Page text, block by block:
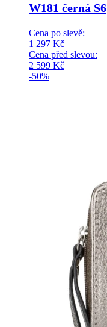
W181 černá S6
Cena po slevě:
1 297 Kč
Cena před slevou:
2 599 Kč
-50%